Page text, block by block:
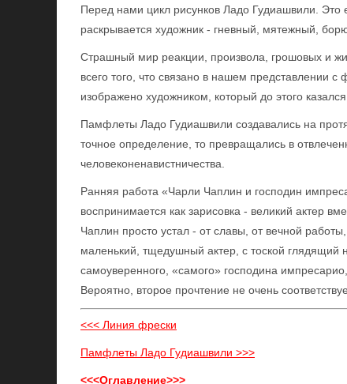
Перед нами цикл рисунков Ладо Гудиашвили.
раскрывается художник - гневный, мятежный,
Страшный мир реакции, произвола, грошовых и
всего того, что связано в нашем
изображено художником, который до этого
Памфлеты Ладо Гудиашвили создавались на
точное определение, то превращались в
человеконенавистничества.
Ранняя работа «Чарли Чаплин и господин
воспринимается как зарисовка - великий актер
Чаплин просто устал - от славы, от вечной
маленький, тщедушный актер, с тоской глядящий
самоуверенного, «самого» господина
Вероятно, второе прочтение не очень
<<< Линия фрески
Памфлеты Ладо Гудиашвили >>>
<<<Оглавление>>>